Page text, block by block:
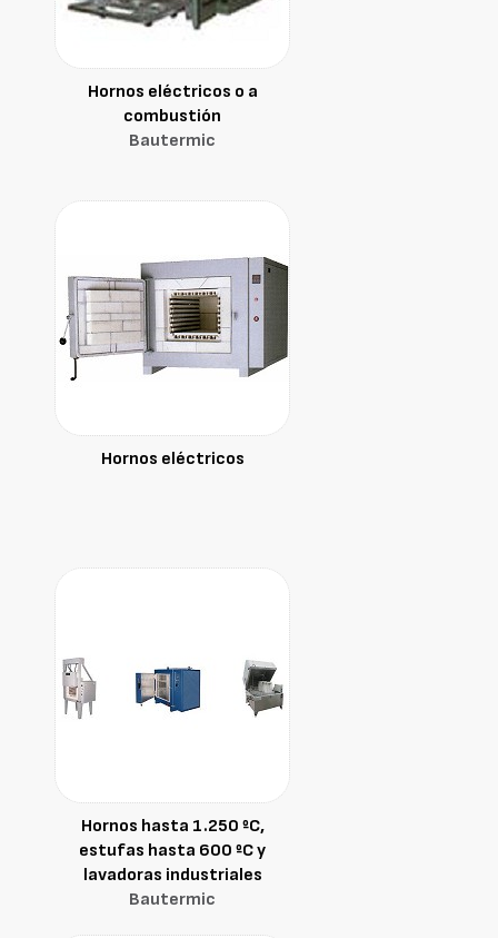
Hornos eléctricos o a
combustión
Bautermic
Hornos eléctricos
Hornos hasta 1.250 ºC,
estufas hasta 600 ºC y
lavadoras industriales
Bautermic